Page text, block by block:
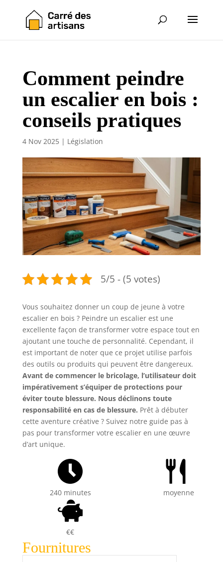
Comment peindre
un escalier en bois :
conseils pratiques
4 Nov 2025| Législation
5/5 - (5 votes)
Vous souhaitez donner un coup de jeune à votre
escalier en bois ? Peindre un escalier est une
excellente façon de transformer votre espace tout en
ajoutant une touche de personnalité. Cependant, il
est important de noter que ce projet utilise parfois
des outils ou produits qui peuvent être dangereux.
Avant de commencer le bricolage, l’utilisateur doit
impérativement s’équiper de protections pour
éviter toute blessure. Nous déclinons toute
responsabilité en cas de blessure. Prêt à débuter
cette aventure créative ? Suivez notre guide pas à
pas pour transformer votre escalier en une œuvre
d’art unique.
240 minutes moyenne
€€
Fournitures